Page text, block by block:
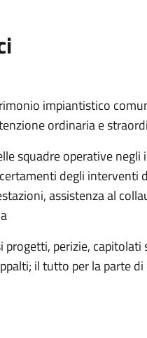
impiantistico
ordinaria e
squadre operative negli
degli interventi
assistenza al
perizie, capitolati
il tutto per la parte